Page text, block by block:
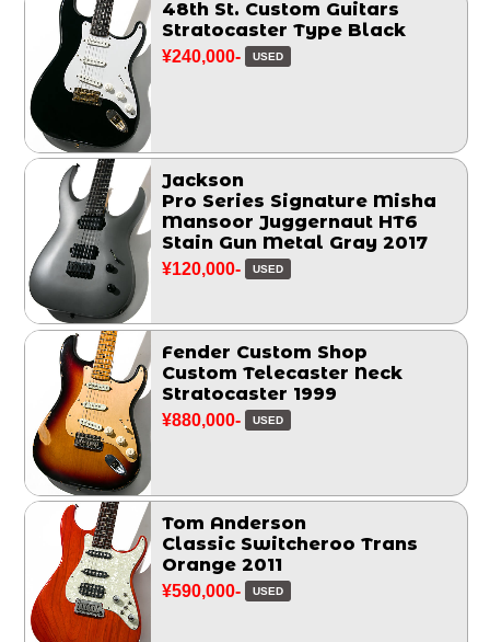
48th St. Custom Guitars
Stratocaster Type Black
¥240,000- USED
Jackson
Pro Series Signature Misha
Mansoor Juggernaut HT6
Stain Gun Metal Gray 2017
¥120,000- USED
Fender Custom Shop
Custom Telecaster Neck
Stratocaster 1999
¥880,000- USED
Tom Anderson
Classic Switcheroo Trans
Orange 2011
¥590,000- USED